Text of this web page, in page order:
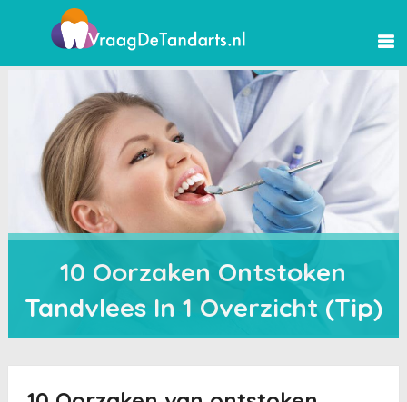
10 Oorzaken Ontstoken
Tandvlees In 1 Overzicht (Tip)